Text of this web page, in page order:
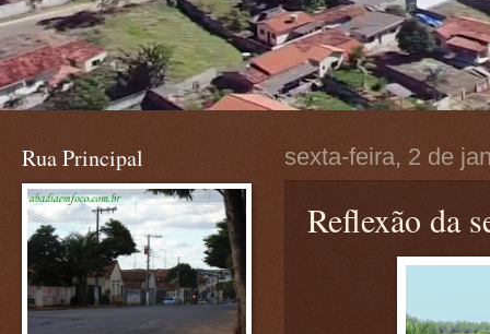
sexta-feira, 2 de
Reflexão da
Rua Principal